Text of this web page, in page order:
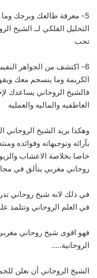
5- معرفة طالعك وبرجك
التحليل الفلكي لــ الشيخ
تحب
6- اكتشف من الجواهر
الكريمة وما ينسجم معك
فالشيخ الروحاني يساعدك
العاطفيه والماليه والعمليه
وهكذا يريد الشيخ الروحاني
بآرائه وتوجيهاته وفوائده
خاصا بخلاصة الاعشاب
روحاني مغربي يتألق في
في ذلك لانه شيخ روحاني
في العلم الروحاني وتتلمذ
فهو اقوى شيخ روحاني
الروحانية…..
الشيخ الروحاني أن نعلن